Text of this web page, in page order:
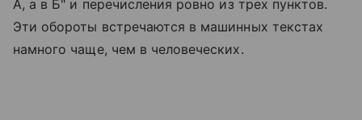
А, а в Б" и перечисления ровно из трех пунктов.
Эти обороты встречаются в машинных текстах
намного чаще, чем в человеческих.